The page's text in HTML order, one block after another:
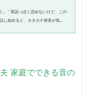
」「英語っぽく読めないけど、この
し始めると、カタカナ発音が気に
家庭でできる音の